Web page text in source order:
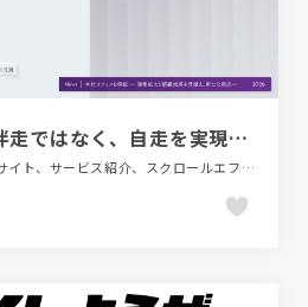
ele&company｜伴走ではなく、自走を実現する次世代型コンサルティングファーム
エレガント、コーポレートサイト、サービス紹介、スクロールエフェクト、スタイリッシュ、タイポグラフィー、パープル系、ブラック系 、モーション多め、金融・法律・人材・専門職